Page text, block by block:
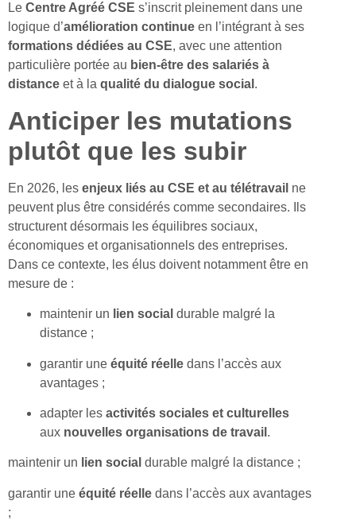
Le Centre Agréé CSE s’inscrit pleinement dans une
logique d’amélioration continue en l’intégrant à ses
formations dédiées au CSE, avec une attention
particulière portée au bien-être des salariés à
distance et à la qualité du dialogue social .
Anticiper les mutations
plutôt que les subir
En 2026, les enjeux liés au CSE et au télétravail ne
peuvent plus être considérés comme secondaires. Ils
structurent désormais les équilibres sociaux,
économiques et organisationnels des entreprises.
Dans ce contexte, les élus doivent notamment être en
mesure de :
maintenir un lien social durable malgré la
distance ;
garantir une équité réelle dans l’accès aux
avantages ;
adapter les activités sociales et culturelles
aux nouvelles organisations de travail .
maintenir un lien social durable malgré la distance ;
garantir une équité réelle dans l’accès aux avantages
;